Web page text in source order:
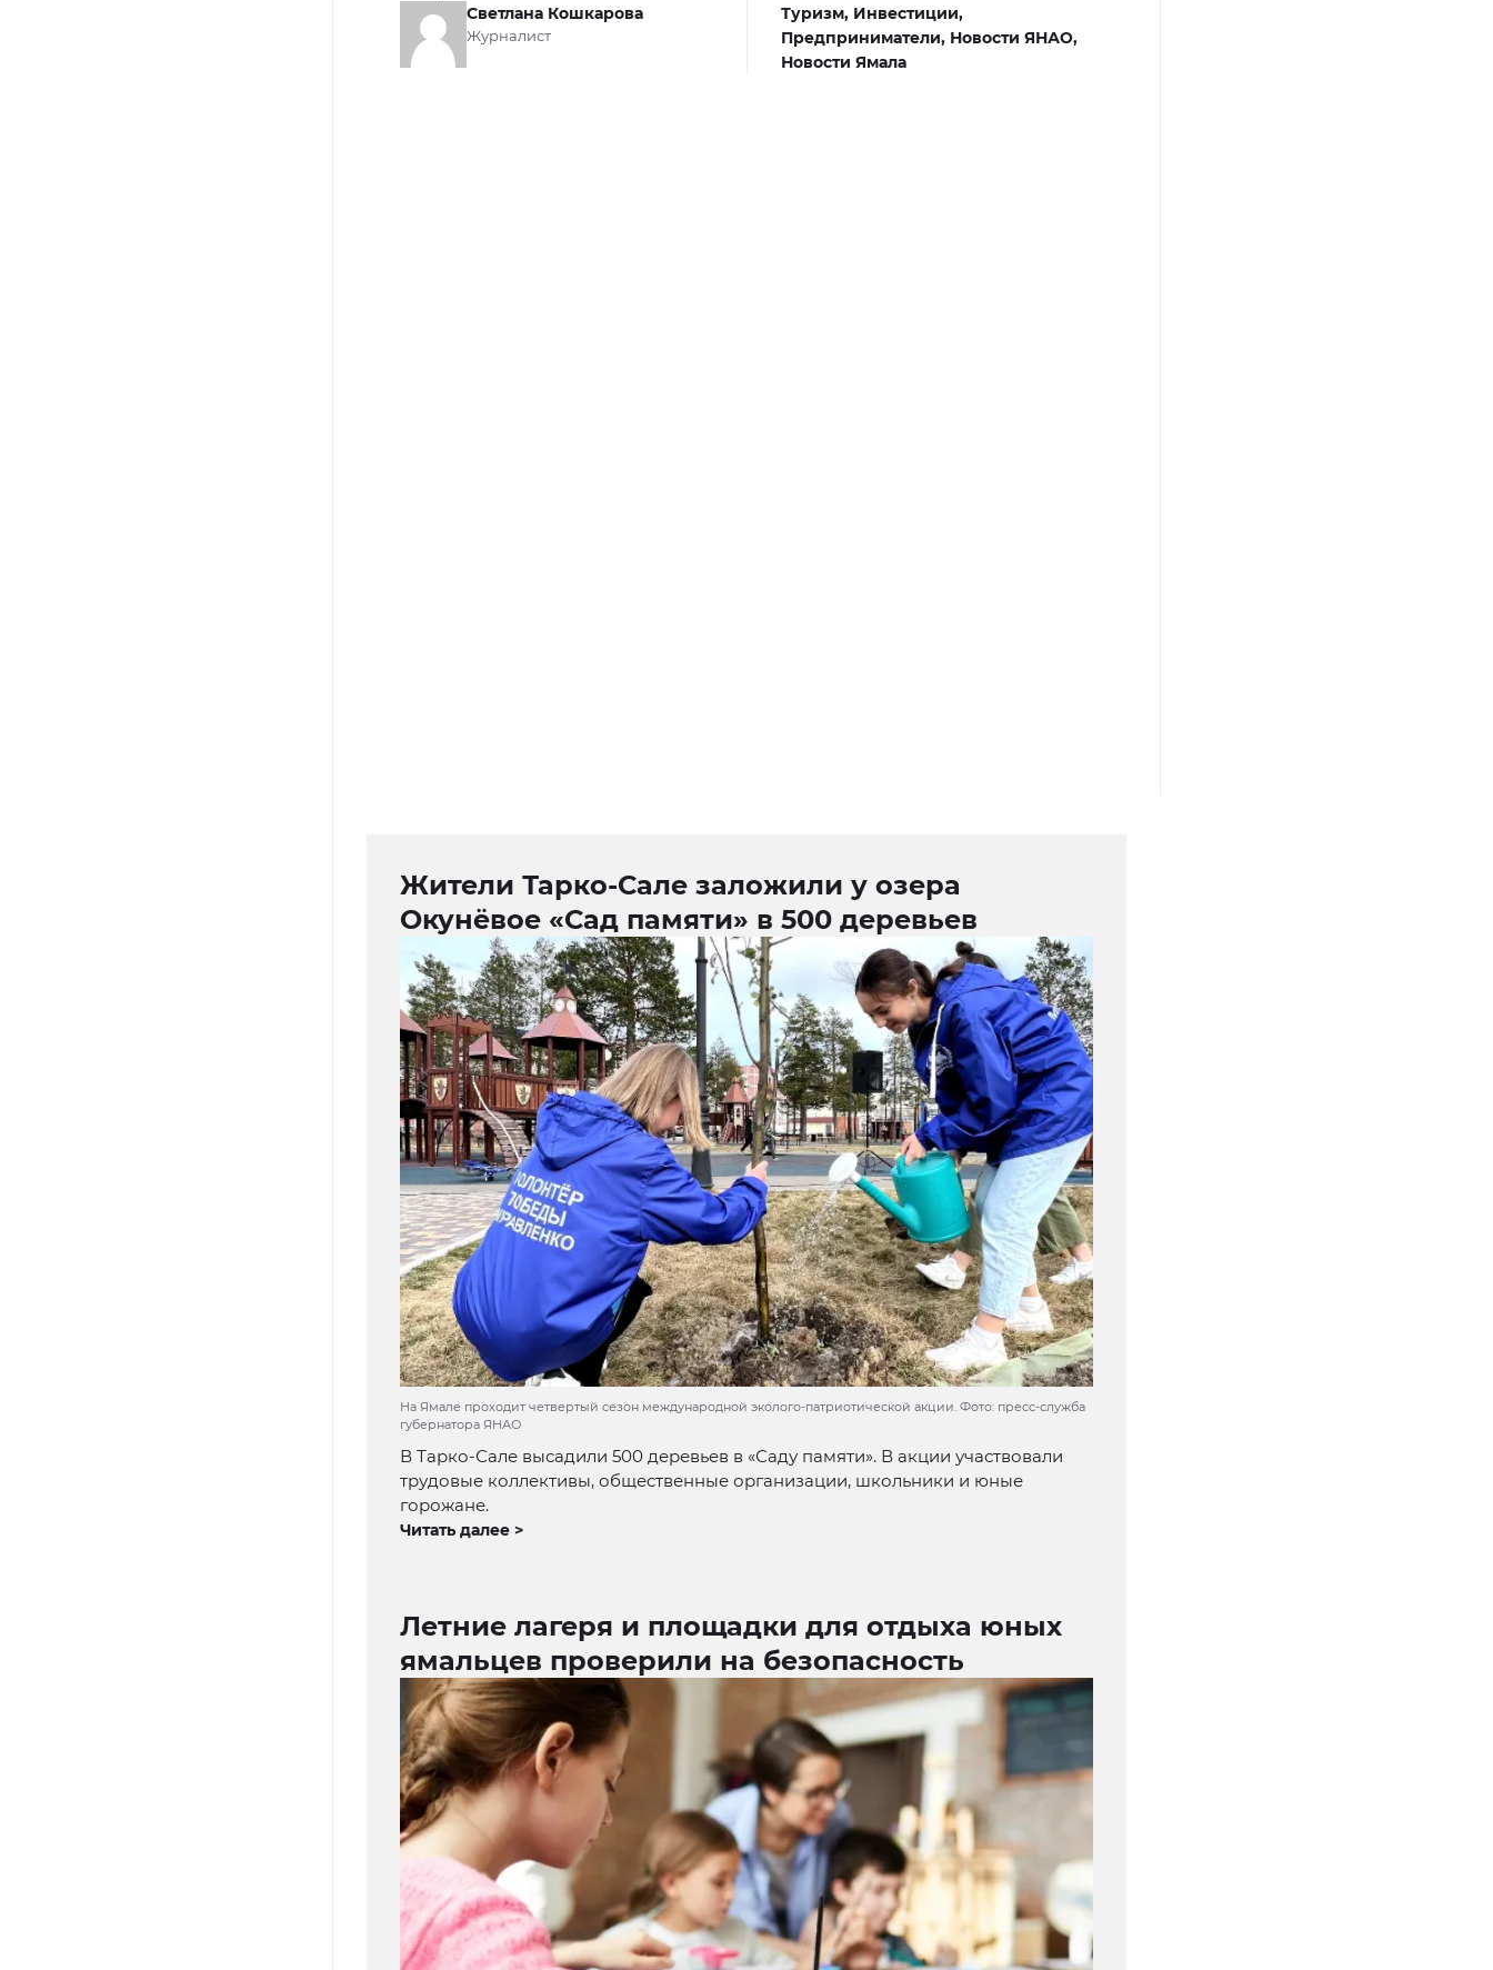
Светлана Кошкарова
Журналист
Туризм, Инвестиции,
Предприниматели, Новости ЯНАО,
Новости Ямала
Жители Тарко-Сале заложили у озера
Окунёвое «Сад памяти» в 500 деревьев
На Ямале проходит четвертый сезон международной эколого-патриотической акции. Фото: пресс-служба
губернатора ЯНАО
В Тарко-Сале высадили 500 деревьев в «Саду памяти». В акции участвовали
трудовые коллективы, общественные организации, школьники и юные
горожане.
Читать далее >
Летние лагеря и площадки для отдыха юных
ямальцев проверили на безопасность